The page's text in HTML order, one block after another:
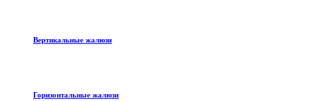
Вертикальные жалюзи
Горизонтальные жалюзи